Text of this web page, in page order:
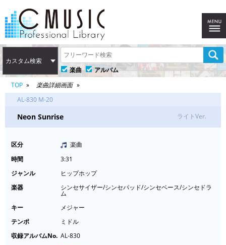
カスタム検索
楽曲
アルバム
TOP
楽曲詳細画面
AL-830 M-20
Neon Sunrise ライトVer.
区分
楽曲
時間
3:31
ジャンル
ヒップホップ
楽器
シンセサイザー/シンセパッド/シンセベース/シンセドラ
ム
キー
メジャー
テンポ
ミドル
収録アルバムNo. AL-830